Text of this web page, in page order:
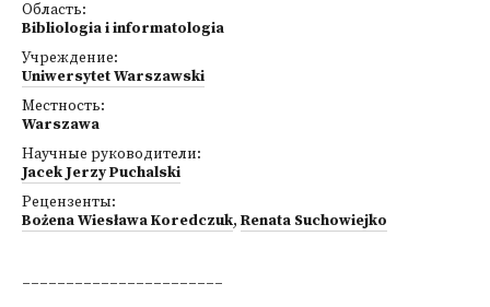
Область:
Bibliologia i informatologia
Учреждение:
Uniwersytet Warszawski
Местность:
Warszawa
Научные руководители:
Jacek Jerzy Puchalski
Рецензенты:
Bożena Wiesława Koredczuk, Renata Suchowiejko
_______________________